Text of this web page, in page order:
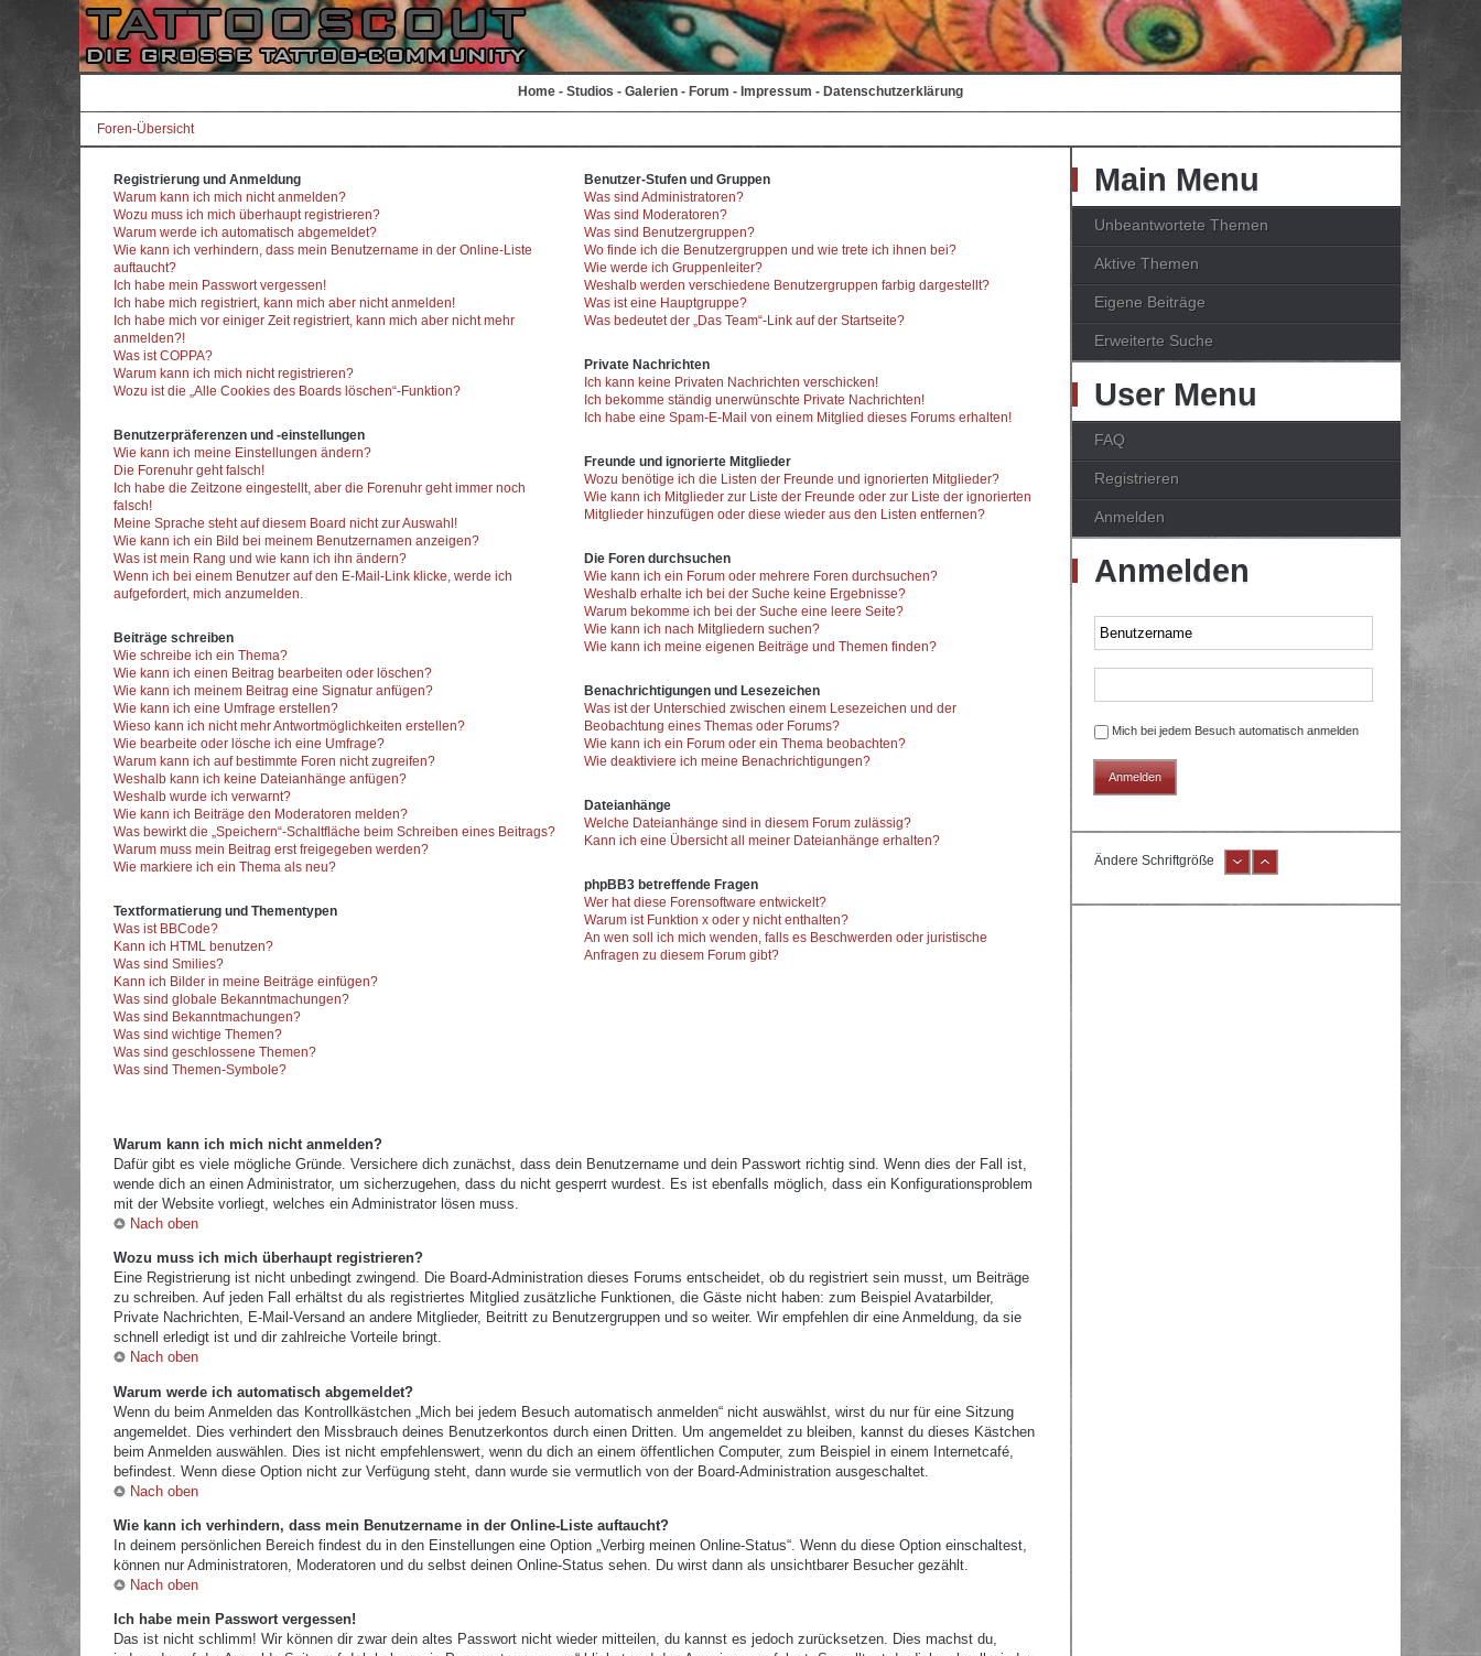
Home - Studios - Galerien - Forum - Impressum - Datenschutzerklärung
Foren-Übersicht
Registrierung und Anmeldung
Warum kann ich mich nicht anmelden?
Wozu muss ich mich überhaupt registrieren?
Warum werde ich automatisch abgemeldet?
Wie kann ich verhindern, dass mein Benutzername in der Online-Liste
auftaucht?
Ich habe mein Passwort vergessen!
Ich habe mich registriert, kann mich aber nicht anmelden!
Ich habe mich vor einiger Zeit registriert, kann mich aber nicht mehr
anmelden?!
Was ist COPPA?
Warum kann ich mich nicht registrieren?
Wozu ist die „Alle Cookies des Boards löschen“-Funktion?
Benutzerpräferenzen und -einstellungen
Wie kann ich meine Einstellungen ändern?
Die Forenuhr geht falsch!
Ich habe die Zeitzone eingestellt, aber die Forenuhr geht immer noch
falsch!
Meine Sprache steht auf diesem Board nicht zur Auswahl!
Wie kann ich ein Bild bei meinem Benutzernamen anzeigen?
Was ist mein Rang und wie kann ich ihn ändern?
Wenn ich bei einem Benutzer auf den E-Mail-Link klicke, werde ich
aufgefordert, mich anzumelden.
Beiträge schreiben
Wie schreibe ich ein Thema?
Wie kann ich einen Beitrag bearbeiten oder löschen?
Wie kann ich meinem Beitrag eine Signatur anfügen?
Wie kann ich eine Umfrage erstellen?
Wieso kann ich nicht mehr Antwortmöglichkeiten erstellen?
Wie bearbeite oder lösche ich eine Umfrage?
Warum kann ich auf bestimmte Foren nicht zugreifen?
Weshalb kann ich keine Dateianhänge anfügen?
Weshalb wurde ich verwarnt?
Wie kann ich Beiträge den Moderatoren melden?
Was bewirkt die „Speichern“-Schaltfläche beim Schreiben eines Beitrags?
Warum muss mein Beitrag erst freigegeben werden?
Wie markiere ich ein Thema als neu?
Textformatierung und Thementypen
Was ist BBCode?
Kann ich HTML benutzen?
Was sind Smilies?
Kann ich Bilder in meine Beiträge einfügen?
Was sind globale Bekanntmachungen?
Was sind Bekanntmachungen?
Was sind wichtige Themen?
Was sind geschlossene Themen?
Was sind Themen-Symbole?
Benutzer-Stufen und Gruppen
Was sind Administratoren?
Was sind Moderatoren?
Was sind Benutzergruppen?
Wo finde ich die Benutzergruppen und wie trete ich ihnen bei?
Wie werde ich Gruppenleiter?
Weshalb werden verschiedene Benutzergruppen farbig dargestellt?
Was ist eine Hauptgruppe?
Was bedeutet der „Das Team“-Link auf der Startseite?
Private Nachrichten
Ich kann keine Privaten Nachrichten verschicken!
Ich bekomme ständig unerwünschte Private Nachrichten!
Ich habe eine Spam-E-Mail von einem Mitglied dieses Forums erhalten!
Freunde und ignorierte Mitglieder
Wozu benötige ich die Listen der Freunde und ignorierten Mitglieder?
Wie kann ich Mitglieder zur Liste der Freunde oder zur Liste der ignorierten
Mitglieder hinzufügen oder diese wieder aus den Listen entfernen?
Die Foren durchsuchen
Wie kann ich ein Forum oder mehrere Foren durchsuchen?
Weshalb erhalte ich bei der Suche keine Ergebnisse?
Warum bekomme ich bei der Suche eine leere Seite?
Wie kann ich nach Mitgliedern suchen?
Wie kann ich meine eigenen Beiträge und Themen finden?
Benachrichtigungen und Lesezeichen
Was ist der Unterschied zwischen einem Lesezeichen und der
Beobachtung eines Themas oder Forums?
Wie kann ich ein Forum oder ein Thema beobachten?
Wie deaktiviere ich meine Benachrichtigungen?
Dateianhänge
Welche Dateianhänge sind in diesem Forum zulässig?
Kann ich eine Übersicht all meiner Dateianhänge erhalten?
phpBB3 betreffende Fragen
Wer hat diese Forensoftware entwickelt?
Warum ist Funktion x oder y nicht enthalten?
An wen soll ich mich wenden, falls es Beschwerden oder juristische
Anfragen zu diesem Forum gibt?
Warum kann ich mich nicht anmelden?
Dafür gibt es viele mögliche Gründe. Versichere dich zunächst, dass dein Benutzername und dein Passwort richtig sind. Wenn dies der Fall ist,
wende dich an einen Administrator, um sicherzugehen, dass du nicht gesperrt wurdest. Es ist ebenfalls möglich, dass ein Konfigurationsproblem
mit der Website vorliegt, welches ein Administrator lösen muss.
Nach oben
Wozu muss ich mich überhaupt registrieren?
Eine Registrierung ist nicht unbedingt zwingend. Die Board-Administration dieses Forums entscheidet, ob du registriert sein musst, um Beiträge
zu schreiben. Auf jeden Fall erhältst du als registriertes Mitglied zusätzliche Funktionen, die Gäste nicht haben: zum Beispiel Avatarbilder,
Private Nachrichten, E-Mail-Versand an andere Mitglieder, Beitritt zu Benutzergruppen und so weiter. Wir empfehlen dir eine Anmeldung, da sie
schnell erledigt ist und dir zahlreiche Vorteile bringt.
Nach oben
Warum werde ich automatisch abgemeldet?
Wenn du beim Anmelden das Kontrollkästchen „Mich bei jedem Besuch automatisch anmelden“ nicht auswählst, wirst du nur für eine Sitzung
angemeldet. Dies verhindert den Missbrauch deines Benutzerkontos durch einen Dritten. Um angemeldet zu bleiben, kannst du dieses Kästchen
beim Anmelden auswählen. Dies ist nicht empfehlenswert, wenn du dich an einem öffentlichen Computer, zum Beispiel in einem Internetcafé,
befindest. Wenn diese Option nicht zur Verfügung steht, dann wurde sie vermutlich von der Board-Administration ausgeschaltet.
Nach oben
Wie kann ich verhindern, dass mein Benutzername in der Online-Liste auftaucht?
In deinem persönlichen Bereich findest du in den Einstellungen eine Option „Verbirg meinen Online-Status“. Wenn du diese Option einschaltest,
können nur Administratoren, Moderatoren und du selbst deinen Online-Status sehen. Du wirst dann als unsichtbarer Besucher gezählt.
Nach oben
Ich habe mein Passwort vergessen!
Das ist nicht schlimm! Wir können dir zwar dein altes Passwort nicht wieder mitteilen, du kannst es jedoch zurücksetzen. Dies machst du,
Main Menu
Unbeantwortete Themen
Aktive Themen
Eigene Beiträge
Erweiterte Suche
User Menu
FAQ
Registrieren
Anmelden
Anmelden
Mich bei jedem Besuch automatisch anmelden
Ändere Schriftgröße